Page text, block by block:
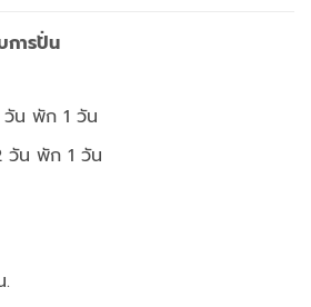
การปั่น
น พัก 1 วัน
วัน พัก 1 วัน